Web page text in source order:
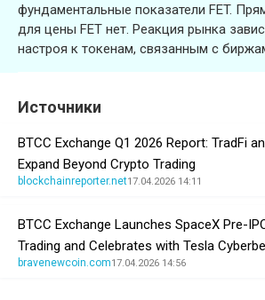
фундаментальные показатели FET.
для цены FET нет. Реакция рынка
настроя к токенам, связанным с
Источники
BTCC Exchange Q1 2026 Report: TradFi
Expand Beyond Crypto Trading
blockchainreporter.net17.04.2026 14:11
BTCC Exchange Launches SpaceX Pre-
Trading and Celebrates with Tesla
bravenewcoin.com17.04.2026 14:56